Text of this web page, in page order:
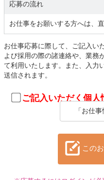
応募の流れ
お仕事をお願いする方へは、
お仕事応募に際して、ご記入い
よび採用の際の諸連絡や、業務
て利用いたします。また、入力
送信されます。
ご記入いただく個
「お仕
この